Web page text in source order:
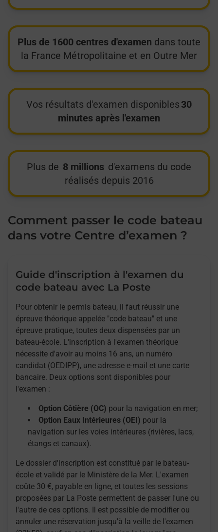
Plus de 1600 centres d'examen dans toute
la France Métropolitaine et en Outre Mer
Vos résultats d'examen disponibles 30
minutes après l'examen
Plus de 8 millions d'examens du code
réalisés depuis 2016
Comment passer le code bateau
dans votre Centre d’examen ?
Guide d'inscription à l'examen du
code bateau avec La Poste
Pour obtenir le permis bateau, il faut réussir une
épreuve théorique appelée "code bateau" et une
épreuve pratique, toutes deux dispensées par un
bateau-école. L'inscription à l'examen théorique
nécessite d'avoir au moins 16 ans, un numéro
candidat (OEDIPP), une adresse e-mail et une carte
bancaire. Deux options sont disponibles pour
l'examen :
Option Côtière (OC) pour la navigation en mer;
Option Eaux Intérieures (OEI) pour la
navigation sur les voies intérieures (rivières, lacs,
étangs et canaux).
Le dossier d'inscription est constitué par le bateau-
école et validé par le Ministère de la Mer. L'examen
coûte 30 €, payable en ligne, et toutes les sessions
proposées par La Poste permettent de passer l'une ou
l'autre de ces options. Il est possible de modifier ou
annuler une réservation jusqu'à la veille de l'examen